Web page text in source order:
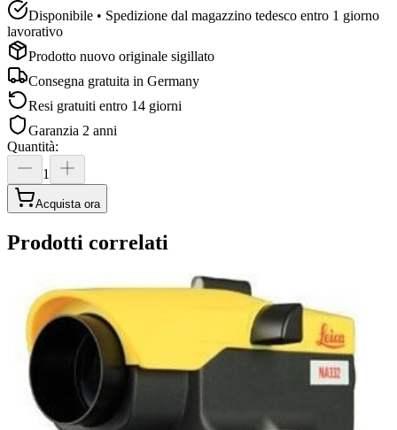
Disponibile • Spedizione dal magazzino tedesco entro 1 giorno
lavorativo
Prodotto nuovo originale sigillato
Consegna gratuita in Germany
Resi gratuiti entro 14 giorni
Garanzia 2 anni
Quantità:
1
Acquista ora
Prodotti correlati